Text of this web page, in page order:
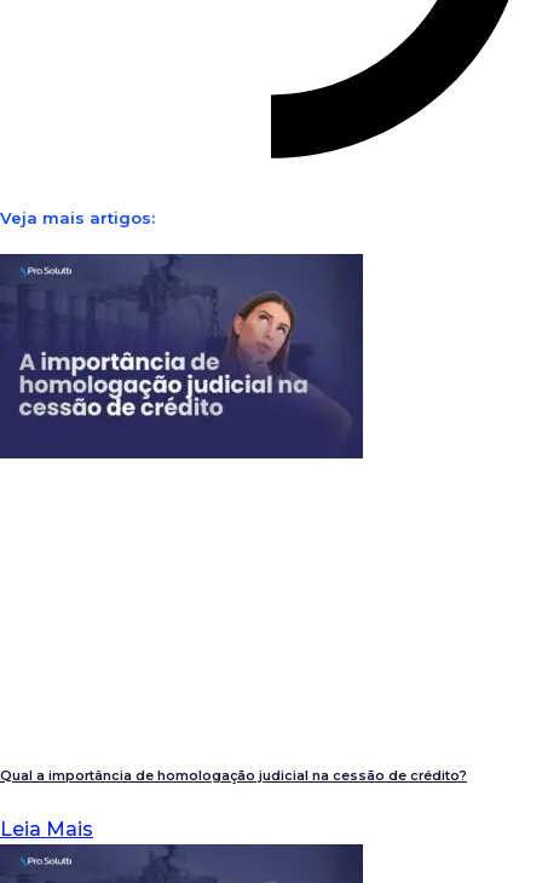
Veja mais artigos:
Qual a importância de homologação judicial na cessão de crédito?
Leia Mais